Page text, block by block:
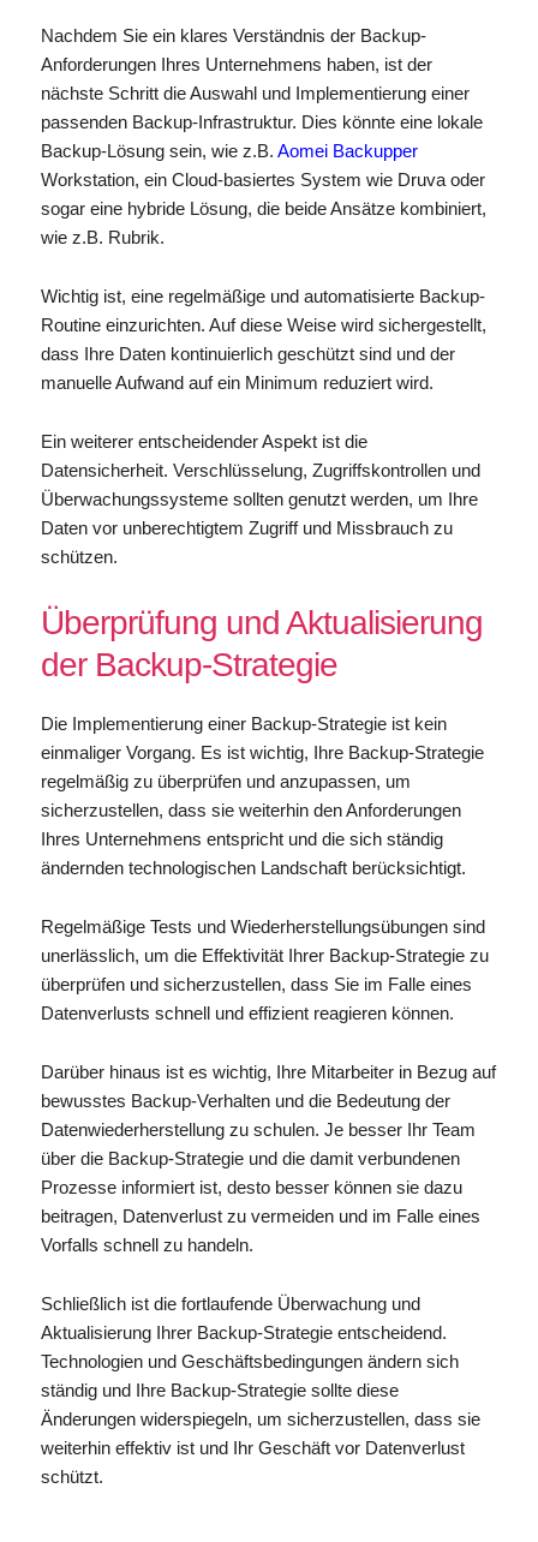
Nachdem Sie ein klares Verständnis der Backup-
Anforderungen Ihres Unternehmens haben, ist der
nächste Schritt die Auswahl und Implementierung einer
passenden Backup-Infrastruktur. Dies könnte eine lokale
Backup-Lösung sein, wie z.B. Aomei Backupper
Workstation, ein Cloud-basiertes System wie Druva oder
sogar eine hybride Lösung, die beide Ansätze kombiniert,
wie z.B. Rubrik.
Wichtig ist, eine regelmäßige und automatisierte Backup-
Routine einzurichten. Auf diese Weise wird sichergestellt,
dass Ihre Daten kontinuierlich geschützt sind und der
manuelle Aufwand auf ein Minimum reduziert wird.
Ein weiterer entscheidender Aspekt ist die
Datensicherheit. Verschlüsselung, Zugriffskontrollen und
Überwachungssysteme sollten genutzt werden, um Ihre
Daten vor unberechtigtem Zugriff und Missbrauch zu
schützen.
Überprüfung und Aktualisierung
der Backup-Strategie
Die Implementierung einer Backup-Strategie ist kein
einmaliger Vorgang. Es ist wichtig, Ihre Backup-Strategie
regelmäßig zu überprüfen und anzupassen, um
sicherzustellen, dass sie weiterhin den Anforderungen
Ihres Unternehmens entspricht und die sich ständig
ändernden technologischen Landschaft berücksichtigt.
Regelmäßige Tests und Wiederherstellungsübungen sind
unerlässlich, um die Effektivität Ihrer Backup-Strategie zu
überprüfen und sicherzustellen, dass Sie im Falle eines
Datenverlusts schnell und effizient reagieren können.
Darüber hinaus ist es wichtig, Ihre Mitarbeiter in Bezug auf
bewusstes Backup-Verhalten und die Bedeutung der
Datenwiederherstellung zu schulen. Je besser Ihr Team
über die Backup-Strategie und die damit verbundenen
Prozesse informiert ist, desto besser können sie dazu
beitragen, Datenverlust zu vermeiden und im Falle eines
Vorfalls schnell zu handeln.
Schließlich ist die fortlaufende Überwachung und
Aktualisierung Ihrer Backup-Strategie entscheidend.
Technologien und Geschäftsbedingungen ändern sich
ständig und Ihre Backup-Strategie sollte diese
Änderungen widerspiegeln, um sicherzustellen, dass sie
weiterhin effektiv ist und Ihr Geschäft vor Datenverlust
schützt.